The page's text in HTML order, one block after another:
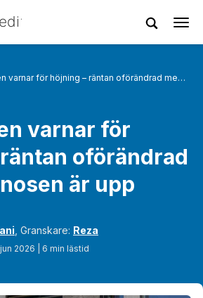
Riksbanken varnar för höjning – räntan oförändrad men prognosen är upp
varnar för
oförändrad
är upp
, Granskare: Reza
2026 | 6 min lästid